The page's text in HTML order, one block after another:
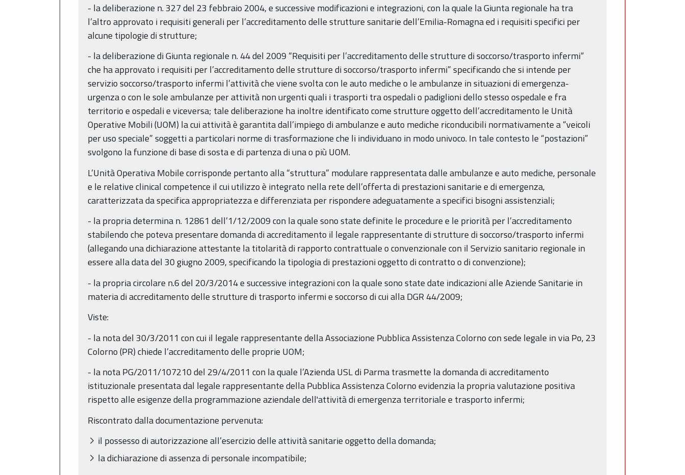
- la deliberazione n. 327 del 23 febbraio 2004, e successive modificazioni e integrazioni, con la quale la Giunta regionale ha tra
l’altro approvato i requisiti generali per l’accreditamento delle strutture sanitarie dell’Emilia-Romagna ed i requisiti specifici per
alcune tipologie di strutture;
- la deliberazione di Giunta regionale n. 44 del 2009 “Requisiti per l’accreditamento delle strutture di soccorso/trasporto infermi“
che ha approvato i requisiti per l’accreditamento delle strutture di soccorso/trasporto infermi” specificando che si intende per
servizio soccorso/trasporto infermi l’attività che viene svolta con le auto mediche o le ambulanze in situazioni di emergenza-
urgenza o con le sole ambulanze per attività non urgenti quali i trasporti tra ospedali o padiglioni dello stesso ospedale e fra
territorio e ospedali e viceversa; tale deliberazione ha inoltre identificato come strutture oggetto dell’accreditamento le Unità
Operative Mobili (UOM) la cui attività è garantita dall’impiego di ambulanze e auto mediche riconducibili normativamente a “veicoli
per uso speciale” soggetti a particolari norme di trasformazione che li individuano in modo univoco. In tale contesto le “postazioni”
svolgono la funzione di base di sosta e di partenza di una o più UOM.
L’Unità Operativa Mobile corrisponde pertanto alla “struttura” modulare rappresentata dalle ambulanze e auto mediche, personale
e le relative clinical competence il cui utilizzo è integrato nella rete dell’offerta di prestazioni sanitarie e di emergenza,
caratterizzata da specifica appropriatezza e differenziata per rispondere adeguatamente a specifici bisogni assistenziali;
- la propria determina n. 12861 dell’1/12/2009 con la quale sono state definite le procedure e le priorità per l’accreditamento
stabilendo che poteva presentare domanda di accreditamento il legale rappresentante di strutture di soccorso/trasporto infermi
(allegando una dichiarazione attestante la titolarità di rapporto contrattuale o convenzionale con il Servizio sanitario regionale in
essere alla data del 30 giugno 2009, specificando la tipologia di prestazioni oggetto di contratto o di convenzione);
- la propria circolare n.6 del 20/3/2014 e successive integrazioni con la quale sono state date indicazioni alle Aziende Sanitarie in
materia di accreditamento delle strutture di trasporto infermi e soccorso di cui alla DGR 44/2009;
Viste:
- la nota del 30/3/2011 con cui il legale rappresentante della Associazione Pubblica Assistenza Colorno con sede legale in via Po, 23
Colorno (PR) chiede l’accreditamento delle proprie UOM;
- la nota PG/2011/107210 del 29/4/2011 con la quale l’Azienda USL di Parma trasmette la domanda di accreditamento
istituzionale presentata dal legale rappresentante della Pubblica Assistenza Colorno evidenzia la propria valutazione positiva
rispetto alle esigenze della programmazione aziendale dell'attività di emergenza territoriale e trasporto infermi;
Riscontrato dalla documentazione pervenuta:
il possesso di autorizzazione all’esercizio delle attività sanitarie oggetto della domanda;
la dichiarazione di assenza di personale incompatibile;